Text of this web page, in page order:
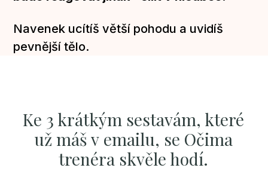
Navenek ucítíš větší pohodu a uvidíš
pevnější tělo.
Ke 3 krátkým sestavám, které
už máš v emailu, se Očima
trenéra skvěle hodí.